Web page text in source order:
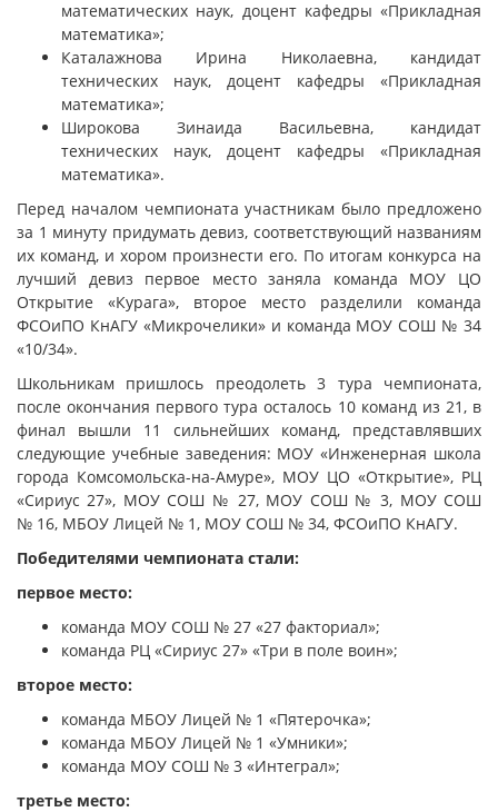
математических наук, доцент кафедры «Прикладная
математика»;
Каталажнова Ирина Николаевна, кандидат
технических наук, доцент кафедры «Прикладная
математика»;
Широкова Зинаида Васильевна, кандидат
технических наук, доцент кафедры «Прикладная
математика».
Перед началом чемпионата участникам было предложено
за 1 минуту придумать девиз, соответствующий названиям
их команд, и хором произнести его. По итогам конкурса на
лучший девиз первое место заняла команда МОУ ЦО
Открытие «Курага», второе место разделили команда
ФСОиПО КнАГУ «Микрочелики» и команда МОУ СОШ № 34
«10/34».
Школьникам пришлось преодолеть 3 тура чемпионата,
после окончания первого тура осталось 10 команд из 21, в
финал вышли 11 сильнейших команд, представлявших
следующие учебные заведения: МОУ «Инженерная школа
города Комсомольска-на-Амуре», МОУ ЦО «Открытие», РЦ
«Сириус 27», МОУ СОШ № 27, МОУ СОШ № 3, МОУ СОШ
№ 16, МБОУ Лицей № 1, МОУ СОШ № 34, ФСОиПО КнАГУ.
Победителями чемпионата стали:
первое место:
команда МОУ СОШ № 27 «27 факториал»;
команда РЦ «Сириус 27» «Три в поле воин»;
второе место:
команда МБОУ Лицей № 1 «Пятерочка»;
команда МБОУ Лицей № 1 «Умники»;
команда МОУ СОШ № 3 «Интеграл»;
третье место: